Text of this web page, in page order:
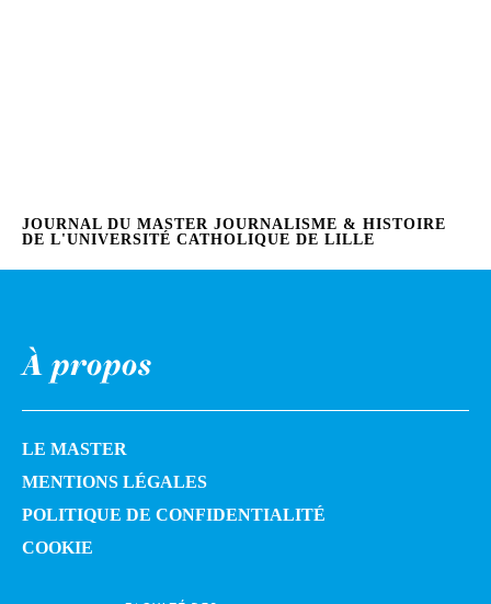
JOURNAL DU MASTER JOURNALISME & HISTOIRE
DE L'UNIVERSITÉ CATHOLIQUE DE LILLE
À propos
LE MASTER
MENTIONS LÉGALES
POLITIQUE DE CONFIDENTIALITÉ
COOKIE